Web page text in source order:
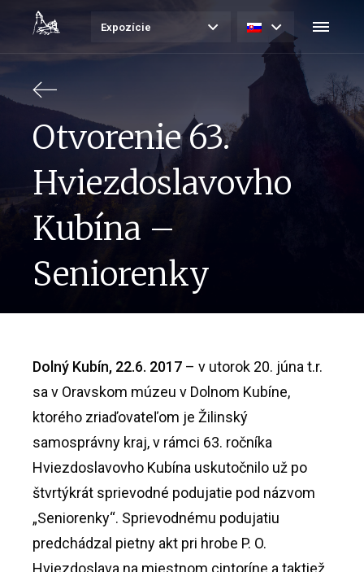
Expozície
Otvorenie 63.
Hviezdoslavovho
Kubína –
Seniorenky
Dolný Kubín, 22.6. 2017 – v utorok 20. júna t.r.
sa v Oravskom múzeu v Dolnom Kubíne,
ktorého zriaďovateľom je Žilinský
samosprávny kraj, v rámci 63. ročníka
Hviezdoslavovho Kubína uskutočnilo už po
štvrtýkrát sprievodné podujatie pod názvom
„Seniorenky“. Sprievodnému podujatiu
predchádzal pietny akt pri hrobe P. O.